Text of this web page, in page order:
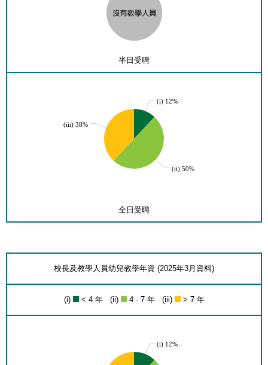
半日受聘
(iii) 38%
(i) 12%
(ii) 50%
全日受聘
校長及教學人員幼兒教學年資 (2025年3月資料)
(i) < 4 年 (ii) 4 - 7 年 (iii) > 7 年
(i) 12%